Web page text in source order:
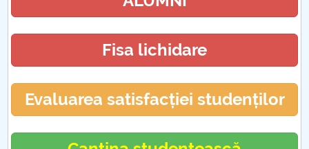
Hotărâri Senat din 17 decembrie 2018
Hotărâri Senat din 26 noiembrie 2018
Fisa lichidare
Evaluarea satisfacției studenților